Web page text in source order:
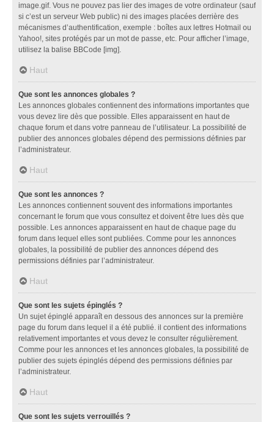
image.gif. Vous ne pouvez pas lier des images de votre ordinateur (sauf
si c’est un serveur Web public) ni des images placées derrière des
mécanismes d’authentification, exemple : boîtes aux lettres Hotmail ou
Yahoo!, sites protégés par un mot de passe, etc. Pour afficher l’image,
utilisez la balise BBCode [img].
Haut
Que sont les annonces globales ?
Les annonces globales contiennent des informations importantes que
vous devez lire dès que possible. Elles apparaissent en haut de
chaque forum et dans votre panneau de l’utilisateur. La possibilité de
publier des annonces globales dépend des permissions définies par
l’administrateur.
Haut
Que sont les annonces ?
Les annonces contiennent souvent des informations importantes
concernant le forum que vous consultez et doivent être lues dès que
possible. Les annonces apparaissent en haut de chaque page du
forum dans lequel elles sont publiées. Comme pour les annonces
globales, la possibilité de publier des annonces dépend des
permissions définies par l’administrateur.
Haut
Que sont les sujets épinglés ?
Un sujet épinglé apparaît en dessous des annonces sur la première
page du forum dans lequel il a été publié. il contient des informations
relativement importantes et vous devez le consulter régulièrement.
Comme pour les annonces et les annonces globales, la possibilité de
publier des sujets épinglés dépend des permissions définies par
l’administrateur.
Haut
Que sont les sujets verrouillés ?